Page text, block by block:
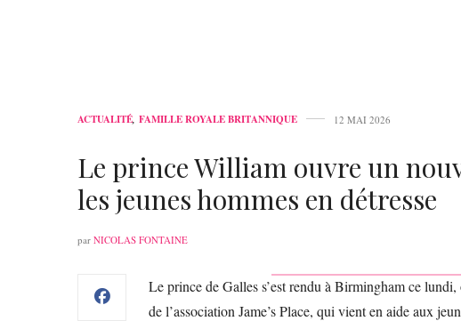
ACTUALITÉ, FAMILLE ROYALE BRITANNIQUE 12 MAI 2026
Le prince William ouvre un
les jeunes hommes en détresse
par NICOLAS FONTAINE
Le prince de Galles s’est rendu à Birmingham ce
de l’association Jame’s Place, qui vient en aide aux